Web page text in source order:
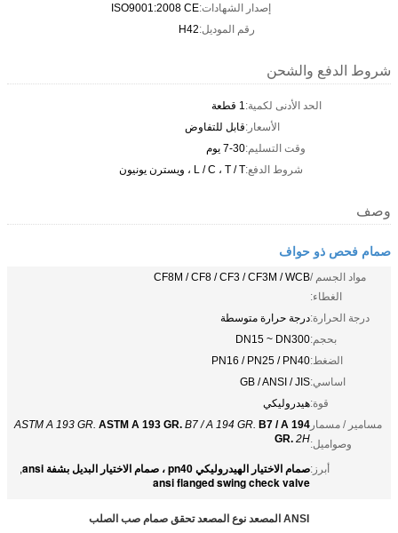
إصدار الشهادات:ISO9001:2008 CE
رقم الموديل:H42
شروط الدفع والشحن
الحد الأدنى لكمية:1 قطعة
الأسعار:قابل للتفاوض
وقت التسليم:7-30 يوم
شروط الدفع:L / C ، T / T ، ويسترن يونيون
وصف
صمام فحص ذو حواف
مواد الجسم /
الغطاء:
CF8M / CF8 / CF3 / CF3M / WCB
درجة الحرارة:درجة حرارة متوسطة
بحجم:DN15 ~ DN300
الضغط:PN16 / PN25 / PN40
اساسي:GB / ANSI / JIS
قوة:هيدروليكي
مسامير / مسمار
وصواميل:
ASTM A 193 GR. ASTM A 193 GR. B7 / A 194 GR. B7 / A 194
GR. 2H
أبرز:صمام الاختيار الهيدروليكي pn40 ، صمام الاختيار البديل بشفة ansi ,
ansi flanged swing check valve
ANSI المصعد نوع المصعد تحقق صمام صب الصلب